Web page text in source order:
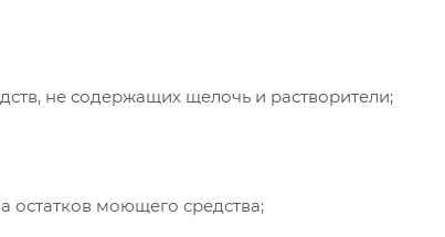
не содержащих щелочь и растворители;
остатков моющего средства;